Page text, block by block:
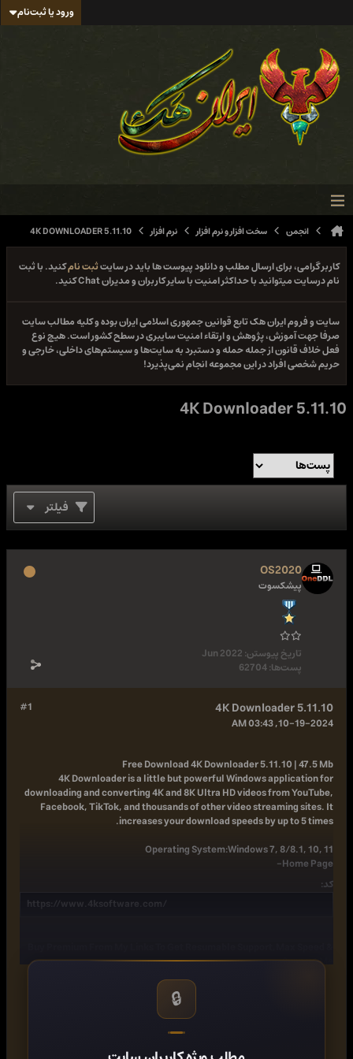
ورود یا ثبت‌نام
انجمن سخت افزار و نرم افزار نرم افزار 4K DOWNLOADER 5.11.10
کاربر گرامی، برای ارسال مطلب و دانلود پیوست ها باید در سایتثبت نامکنید. با ثبت
نام درسایت میتوانید با حداکثر امنیت با سایر کاربران و مدیران Chat کنید.
سایت و فروم ایران هک تابع قوانین جمهوری اسلامی ایران بوده و کلیه مطالب سایت
صرفا جهت آموزش، پژوهش و ارتقاء امنیت سایبری در سطح کشور است. هیچ نوع
فعل خلاف قانون از جمله حمله و دستبرد به سایت‌ها و سیستم‌های داخلی، خارجی و
حریم شخصی افراد در این مجموعه انجام نمی‌پذیرد!
4K Downloader 5.11.10
فیلتر
OS2020
پیشکسوت
تاریخ پیوستن:Jun 2022
پست‌ها:62704
#1 4K Downloader 5.11.10
10-19-2024, 03:43 AM
Free Download4K Downloader 5.11.10 | 47.5 Mb
4K Downloader is a little but powerful Windows application for
downloading and converting 4K and 8K Ultra HD videos from YouTube,
Facebook, TikTok, and thousands of other video streaming sites. It
increases your download speeds by up to 5 times.
Operating System:Windows 7, 8/8.1, 10, 11
Home Page
-
کد:
https://www.4ksoftware.com/
Support Me
🔒